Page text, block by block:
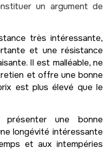
un argument de
très intéressante,
et une résistance
Il est malléable, ne
et offre une bonne
est plus élevé que le
une bonne
longévité intéressante
et aux intempéries